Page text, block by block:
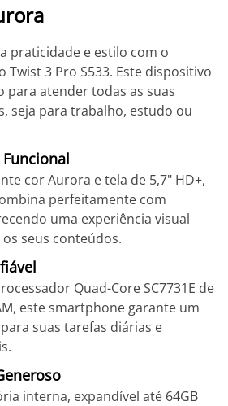
praticidade e estilo com o
Twist 3 Pro S533. Este dispositivo
atender todas as suas
seja para trabalho, estudo ou
cor Aurora e tela de 5,7" HD+,
perfeitamente com
uma experiência visual
seus conteúdos.
Quad-Core SC7731E de
este smartphone garante um
suas tarefas diárias e
interna, expandível até 64GB